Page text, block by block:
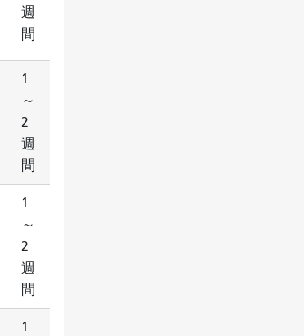
週
間
1
～
2
週
間
1
～
2
週
間
1